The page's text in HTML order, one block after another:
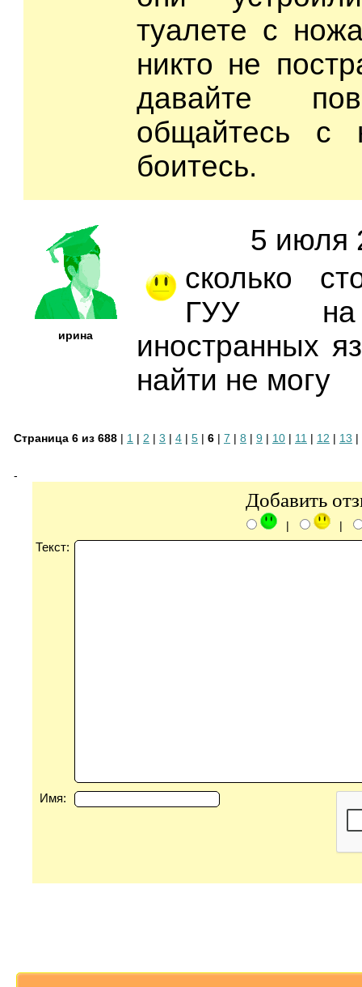
туалете с
никто не
давайте
общайтесь с
боитесь.
ирина
5 июля
сколько
ГУУ на
иностранных
найти не могу
Страница 6 из 688 | 1 | 2 | 3 | 4 | 5 | 6 | 7 | 8 | 9 | 10 | 11 | 12 | 13 |
-
Добавить
| |
Текст:
Имя: